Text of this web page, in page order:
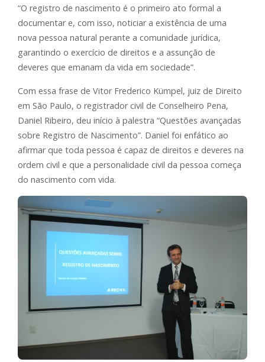
“O registro de nascimento é o primeiro ato formal a
documentar e, com isso, noticiar a existência de uma
nova pessoa natural perante a comunidade jurídica,
garantindo o exercício de direitos e a assunção de
deveres que emanam da vida em sociedade”.
Com essa frase de Vitor Frederico Kümpel, juiz de Direito
em São Paulo, o registrador civil de Conselheiro Pena,
Daniel Ribeiro, deu início à palestra “Questões avançadas
sobre Registro de Nascimento”. Daniel foi enfático ao
afirmar que toda pessoa é capaz de direitos e deveres na
ordem civil e que a personalidade civil da pessoa começa
do nascimento com vida.